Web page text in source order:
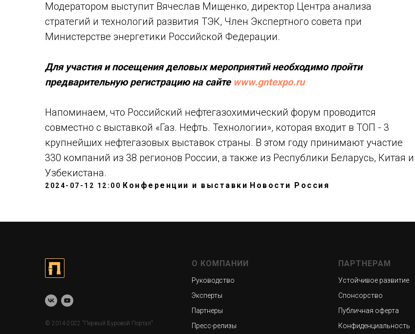
Модератором выступит Вячеслав Мищенко, директор Центра анализа
стратегий и технологий развития ТЭК, Член Экспертного совета при
Министерстве энергетики Российской Федерации.
Для участия и посещения деловых мероприятий необходимо пройти
предварительную регистрацию на сайте www.gntexpo.ru
Напоминаем, что Российский нефтегазохимический форум проводится
совместно с выставкой «Газ. Нефть. Технологии», которая входит в ТОП - 3
крупнейших нефтегазовых выставок страны. В этом году принимают участие
330 компаний из 38 регионов России, а также из Республики Беларусь, Китая и
Узбекистана.
2024-07-12 12:00 Конференции и выставки Новости Россия
© 2014-2022 "Первый Буровой Портал"
О КОМПАНИИ
Руководство
Эксперты
Партнеры
Пресс-релизы
ПАРТНЕРАМ
Устойчивое развитие
Спонсорство
Публичная оферта
Конфиденциальность